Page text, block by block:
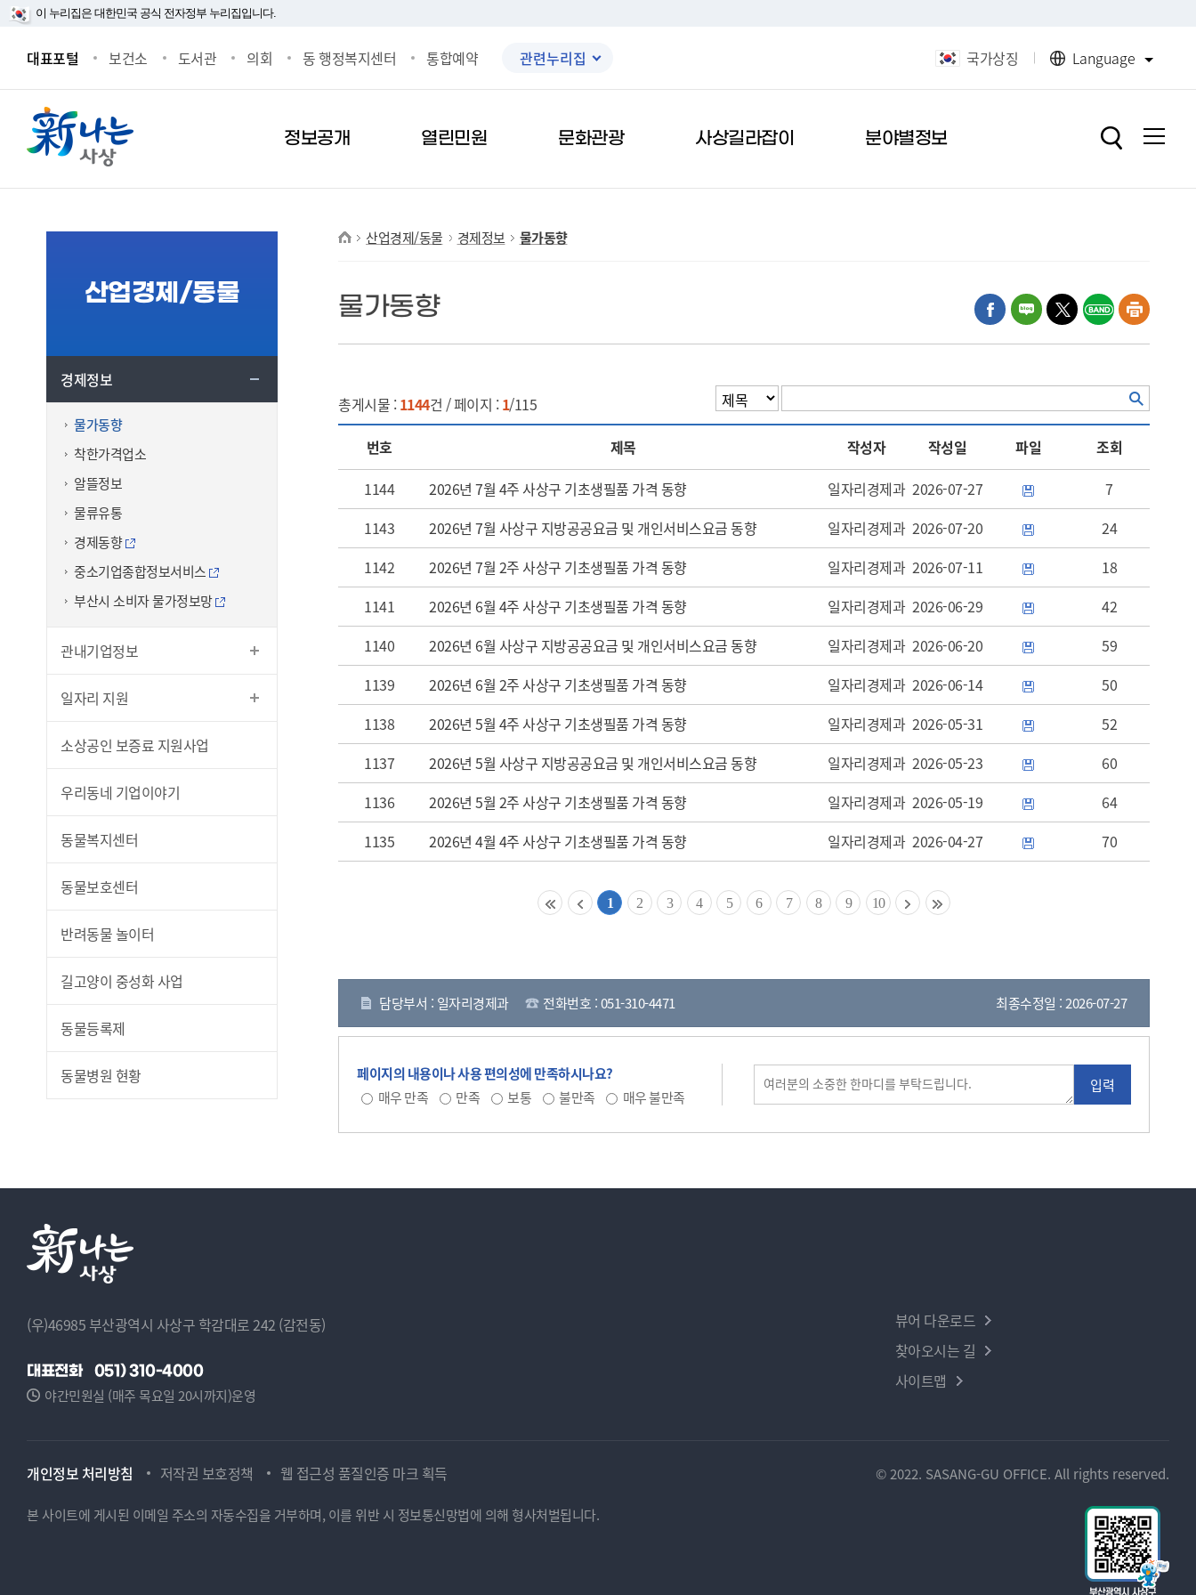
본문 바로가기
메인메뉴 바로가기
이 누리집은 대한민국 공식 전자정부 누리집입니다.
대표포털 보건소 도서관 의회 동 행정복지센터 통합예약 관련누리집 국가상징 Language
정보공개 열린민원 문화관광 사상길라잡이 분야별정보
사이트맵
산업경제/동물
경제정보
물가동향
착한가격업소
알뜰정보
물류유통
경제동향
중소기업종합정보서비스
부산시 소비자 물가정보망
관내기업정보
일자리 지원
소상공인 보증료 지원사업
우리동네 기업이야기
동물복지센터
동물보호센터
반려동물 놀이터
길고양이 중성화 사업
동물등록제
동물병원 현황
페이스북블로그트위터밴드 프린트
산업경제/동물 경제정보 물가동향
물가동향
총게시물 :1144건 / 페이지 :1/115
번호
제목 작성자 작성일 파일
조회
1144
2026년 7월 4주 사상구 기초생필품 가격 동향 일자리경제과 2026-07-27
7
1143
2026년 7월 사상구 지방공공요금 및 개인서비스요금 동향 일자리경제과 2026-07-20
24
1142
2026년 7월 2주 사상구 기초생필품 가격 동향 일자리경제과 2026-07-11
18
1141
2026년 6월 4주 사상구 기초생필품 가격 동향 일자리경제과 2026-06-29
42
1140
2026년 6월 사상구 지방공공요금 및 개인서비스요금 동향 일자리경제과 2026-06-20
59
1139
2026년 6월 2주 사상구 기초생필품 가격 동향 일자리경제과 2026-06-14
50
1138
2026년 5월 4주 사상구 기초생필품 가격 동향 일자리경제과 2026-05-31
52
1137
2026년 5월 사상구 지방공공요금 및 개인서비스요금 동향 일자리경제과 2026-05-23
60
1136
2026년 5월 2주 사상구 기초생필품 가격 동향 일자리경제과 2026-05-19
64
1135
2026년 4월 4주 사상구 기초생필품 가격 동향 일자리경제과 2026-04-27 70
1 2 3 4 5 6 7 8 9 10
담당부서 : 일자리경제과 전화번호 : 051-310-4471 최종수정일 : 2026-07-27
페이지의 내용이나 사용 편의성에 만족하시나요?
매우 만족
만족 보통 불만족 매우 불만족
(우)46985 부산광역시 사상구 학감대로 242 (감전동)
대표전화
051) 310-4000
야간민원실 (매주 목요일 20시까지)운영
뷰어 다운로드
찾아오시는 길
사이트맵
개인정보 처리방침 저작권 보호정책 웹 접근성 품질인증 마크 획득 © 2022. SASANG-GU OFFICE. All rights reserved.
본 사이트에 게시된 이메일 주소의 자동수집을 거부하며, 이를 위반 시 정보통신망법에 의해 형사처벌됩니다.